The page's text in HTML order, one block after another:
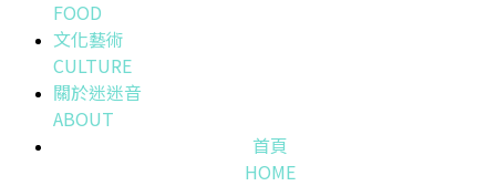
FOOD
文化藝術
CULTURE
關於迷迷音
ABOUT
首頁
HOME